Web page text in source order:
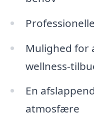
Mulighed for
wellness-
En
atmosfære